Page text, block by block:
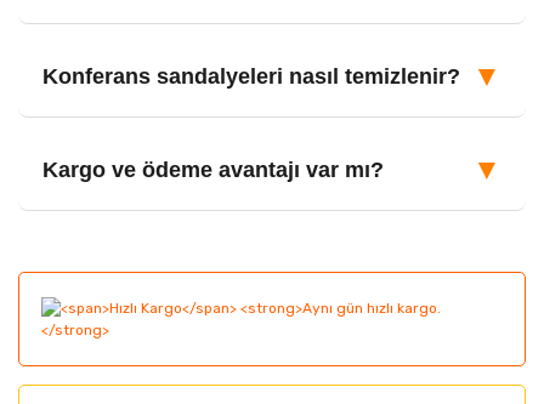
Konferans sandalyeleri nasıl temizlenir? ▼
Kargo ve ödeme avantajı var mı? ▼